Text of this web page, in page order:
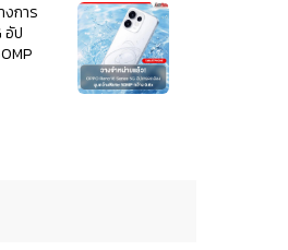
งการ
อัป